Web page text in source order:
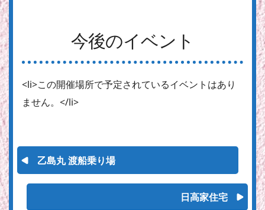
今後のイベント
<li>この開催場所で予定されているイベントはあり
ません。</li>
乙島丸 渡船乗り場
日高家住宅